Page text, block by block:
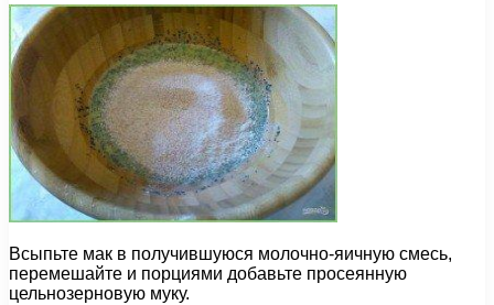
Всыпьте мак в получившуюся молочно-яичную смесь,
перемешайте и порциями добавьте просеянную
цельнозерновую муку.